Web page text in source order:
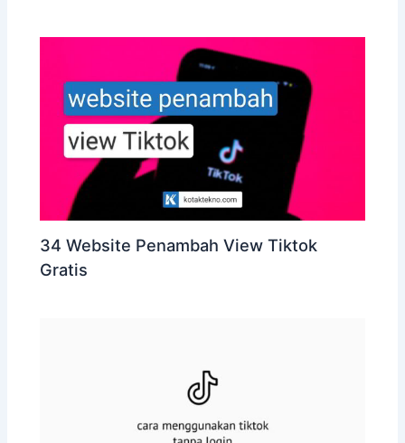
34 Website Penambah View Tiktok
Gratis